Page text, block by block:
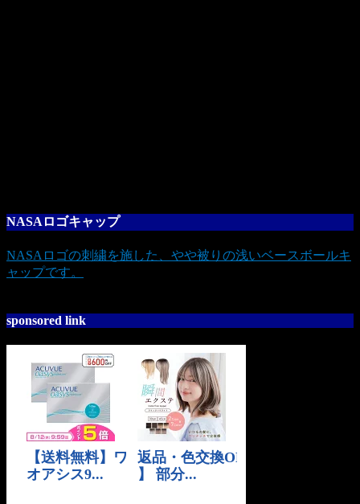
NASAロゴキャップ
NASAロゴの刺繍を施した、やや被りの浅いベースボールキ
ャップです。
sponsored link